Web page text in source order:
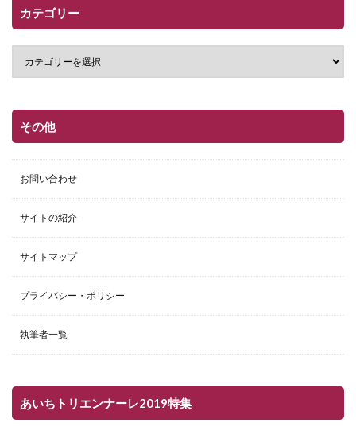
カテゴリー
その他
お問い合わせ
サイトの紹介
サイトマップ
プライバシー・ポリシー
執筆者一覧
あいちトリエンナーレ2019特集